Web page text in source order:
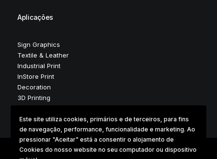
Aplicações
Sign Graphics
Textile & Leather
Industrial Print
InStore Print
Decoration
3D Printing
Este site utiliza cookies, primários e de terceiros, para fins
de navegação, performance, funcionalidade e marketing. Ao
pressionar "Aceitar" está a consentir o alojamento de
Cookies do nosso website no seu computador ou dispositivo